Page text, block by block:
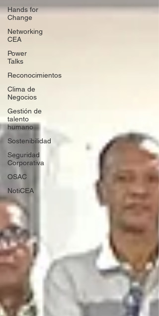
Hands for
Change
Networking
CEA
Power
Talks
Reconocimientos
Clima de
Negocios
Gestión de
talento
humano
Sostenibilidad
Seguridad
Corporativa
OSAC
NotiCEA